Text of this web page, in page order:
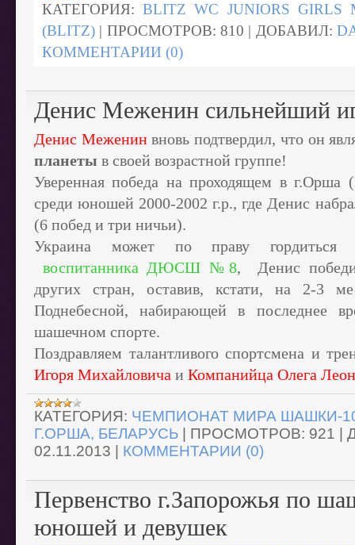
КАТЕГОРИЯ: BLITZ WC JUNIORS GIRLS
(BLITZ) | ПРОСМОТРОВ: 810 | ДОБАВИЛ:
КОММЕНТАРИИ (0)
Денис Меженин сильнейший
Денис Меженинвновь подтвердил, что он
планеты в своей возрастной группе!
Уверенная победа на проходящем в г.Орша
среди юношей 2000-2002 г.р., где Денис
(6 побед и три ничьи).
Украина может по праву гордиться
воспитанника ДЮСШ №8, Денис
других стран, оставив, кстати, на 2-3
Поднебесной, набирающей в последнее
шашечном спорте.
Поздравляем талантливого спортсмена
Игоря Михайловича и Компанийца Олега
КАТЕГОРИЯ: ЧЕМПИОНАТ МИРА ШАШКИ-
Г.ОРША, БЕЛАРУСЬ
ПРОСМОТРОВ: 921
02.11.2013
КОММЕНТАРИИ (0)
Первенство г.Запорожья по
юношей и девушек